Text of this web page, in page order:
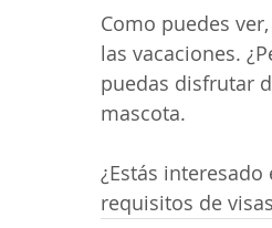
Como puedes
las vacaciones.
puedas disfrutar
mascota.
¿Estás
requisitos de